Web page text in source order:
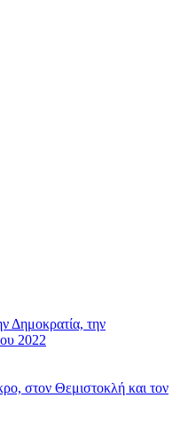
την
2022
στον Θεμιστοκλή και τον